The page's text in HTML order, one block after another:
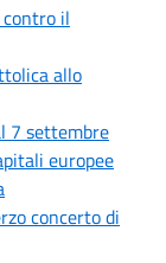
il
allo
7 settembre
europee
concerto di